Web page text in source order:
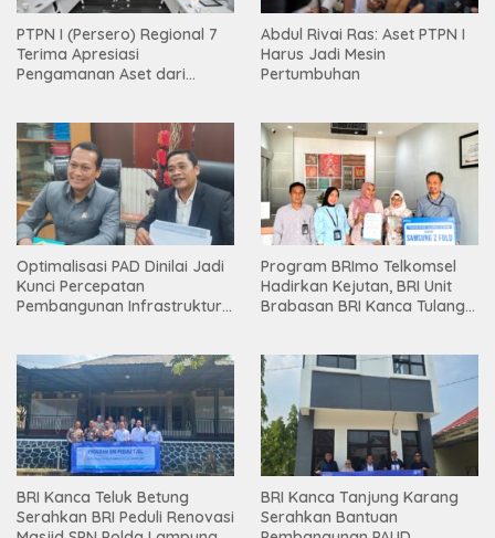
PTPN I (Persero) Regional 7
Terima Apresiasi
Pengamanan Aset dari
Abdul Rivai Ras: Aset PTPN I
Harus Jadi Mesin
Pertumbuhan
Optimalisasi PAD Dinilai Jadi
Kunci Percepatan
Pembangunan Infrastruktur
Program BRImo Telkomsel
Hadirkan Kejutan, BRI Unit
Brabasan BRI Kanca Tulang
Mesuji
BRI Kanca Teluk Betung
Serahkan BRI Peduli Renovasi
BRI Kanca Tanjung Karang
Serahkan Bantuan